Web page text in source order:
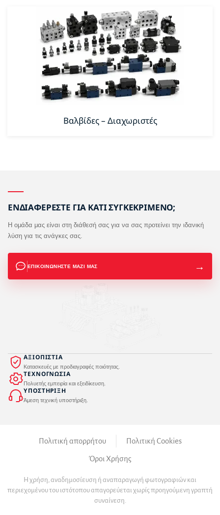
Βαλβίδες – Διαχωριστές
ΕΝΔΙΑΦΕΡΕΣΤΕ ΓΙΑ ΚΑΤΙ ΣΥΓΚΕΚΡΙΜΕΝΟ;
Η ομάδα μας είναι στη διάθεσή σας για να σας προτείνει την ιδανική
λύση για τις ανάγκες σας.
ΕΠΙΚΟΙΝΩΝΗΣΤΕ ΜΑΖΙ ΜΑΣ →
ΑΞΙΟΠΙΣΤΙΑ
Κατασκευές με προδιαγραφές ποιότητας.
ΤΕΧΝΟΓΝΩΣΙΑ
Πολυετής εμπειρία και εξειδίκευση.
ΥΠΟΣΤΗΡΙΞΗ
Άμεση τεχνική υποστήριξη.
Πολιτική απορρήτου Πολιτική Cookies
Όροι Χρήσης
Η χρήση, αναδημοσίευση ή αναπαραγωγή φωτογραφιών και
περιεχομένου του ιστότοπου απαγορεύεται χωρίς προηγούμενη γραπτή
συναίνεση.